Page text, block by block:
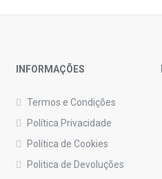
INFORMAÇÕES
Termos e Condições
Política Privacidade
Política de Cookies
Politica de Devoluções